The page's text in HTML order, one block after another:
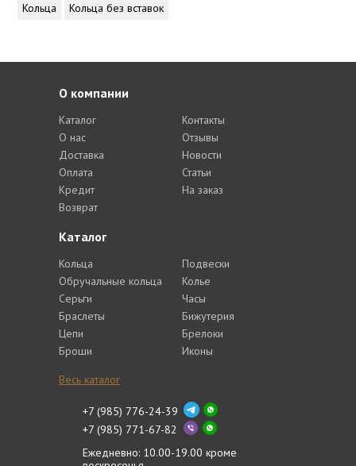
Кольца
Кольца без вставок
Каталог
Кольца
Обручальные кольца
Серьги
Браслеты
Цепи
Броши
Подвески
Колье
Часы
Бижутерия
Брелоки
Иконы
Весь каталог
О компании
Каталог
О нас
Доставка
Оплата
Кредит
Возврат
Контакты
Отзывы
Новости
Статьи
На заказ
+7 (985) 776-24-39
+7 (985) 771-67-82
Ежедневно: 10.00-19.00 кроме